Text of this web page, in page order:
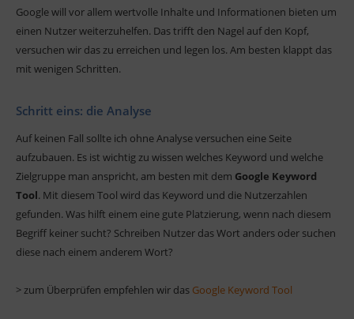
Google will vor allem wertvolle Inhalte und Informationen bieten um
einen Nutzer weiterzuhelfen. Das trifft den Nagel auf den Kopf,
versuchen wir das zu erreichen und legen los. Am besten klappt das
mit wenigen Schritten.
Schritt eins: die Analyse
Auf keinen Fall sollte ich ohne Analyse versuchen eine Seite
aufzubauen. Es ist wichtig zu wissen welches Keyword und welche
Zielgruppe man anspricht, am besten mit dem Google Keyword
Tool. Mit diesem Tool wird das Keyword und die Nutzerzahlen
gefunden. Was hilft einem eine gute Platzierung, wenn nach diesem
Begriff keiner sucht? Schreiben Nutzer das Wort anders oder suchen
diese nach einem anderem Wort?
> zum Überprüfen empfehlen wir das Google Keyword Tool